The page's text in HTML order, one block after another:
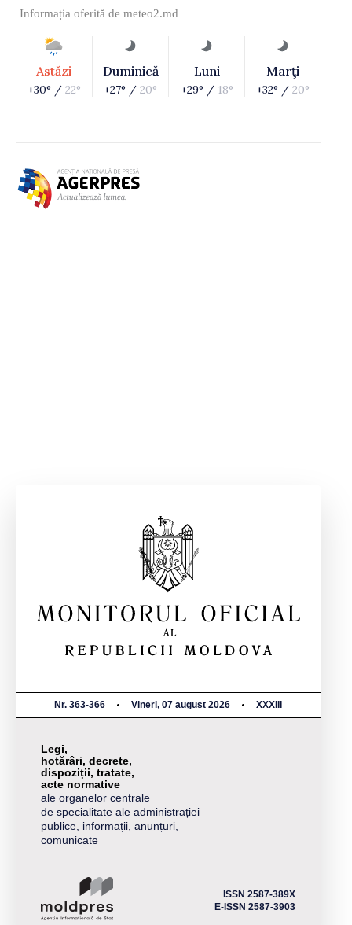
Informația oferită de meteo2.md
Astăzi
+30° / 22°
Duminică
+27° / 20°
Luni
+29° / 18°
Marţi
+32° / 20°
Nr. 363-366 Vineri, 07 august 2026 XXXIII
Legi,
hotărâri, decrete,
dispoziții, tratate,
acte normative
ale organelor centrale
de specialitate ale administrației
publice, informații, anunțuri,
comunicate
ISSN 2587-389X
E-ISSN 2587-3903